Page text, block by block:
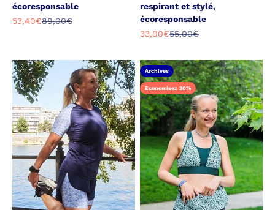
écoresponsable
Prix de vente
53,40€Prix normal
89,00€
respirant et stylé,
écoresponsable
Prix de vente
33,00€Prix normal
55,00€
Archives
Economisez 20%